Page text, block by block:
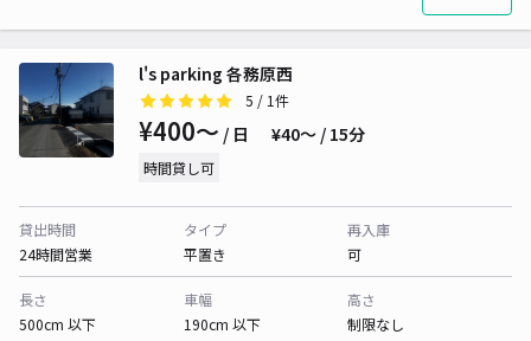
l's parking 各務原西
5 / 1件
¥400〜 / 日 ¥40〜 / 15分
時間貸し可
貸出時間
24時間営業
タイプ
平置き
再入庫
可
長さ
500cm 以下
車幅
190cm 以下
高さ
制限なし